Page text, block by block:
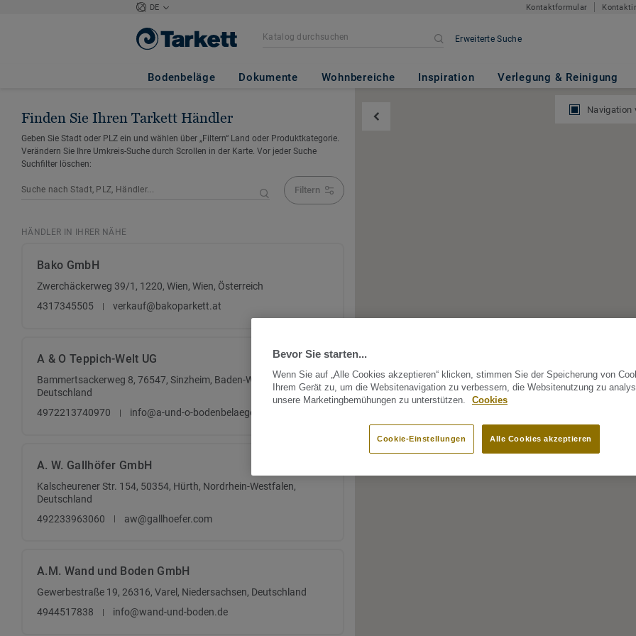
DE Kontaktformular
Erweiterte Suche
Bodenbeläge Dokumente Wohnbereiche Inspiration Verlegung & Reinigung
Finden Sie Ihren Tarkett Händler
Geben Sie Stadt oder PLZ ein und wählen über „Filtern“ Land oder Produktkategorie.
Verändern Sie Ihre Umkreis-Suche durch Scrollen in der Karte. Vor jeder Suche
Suchfilter löschen:
Filtern
HÄNDLER IN IHRER NÄHE
Bako GmbH
Zwerchäckerweg 39/1, 1220, Wien, Wien, Österreich
4317345505
verkauf@bakoparkett.at
A & O Teppich-Welt UG
Bammertsackerweg 8, 76547, Sinzheim, Baden-Württemberg,
Deutschland
4972213740970
info@a-und-o-bodenbelaege.de
A. W. Gallhöfer GmbH
Kalscheurener Str. 154, 50354, Hürth, Nordrhein-Westfalen,
Deutschland
492233963060
aw@gallhoefer.com
A.M. Wand und Boden GmbH
Gewerbestraße 19, 26316, Varel, Niedersachsen, Deutschland
4944517838
info@wand-und-boden.de
Navigation
Bevor Sie starten...
Wenn Sie auf „Alle Cookies akzeptieren“ klicken, stimmen Sie der Speicherung von
Ihrem Gerät zu, um die Websitenavigation zu verbessern, die Websitenutzung zu
unsere Marketingbemühungen zu unterstützen.
Cookies
Alle Cookies akzeptieren
Cookie-Einstellungen